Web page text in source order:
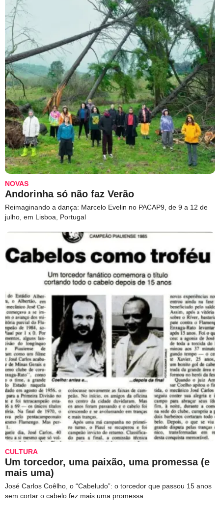
NOVAS
Andorinha só não faz Verão
Reimaginando a dança: Marcelo Evelin no PACAP9, de 9 a 12 de
julho, em Lisboa, Portugal
CULTURA
Um torcedor, uma paixão, uma promessa (e
mais uma)
José Carlos Coêlho, o “Cabeludo”: o torcedor que passou 15 anos
sem cortar o cabelo fez mais uma promessa